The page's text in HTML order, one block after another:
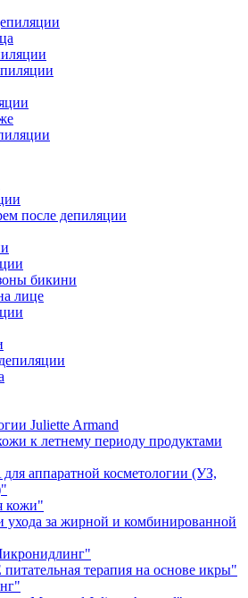
после депиляции
бикини
лице
Juliette Armand
к летнему периоду продуктами
аппаратной косметологии (УЗ,
кожи"
за жирной и комбинированной
терапия на основе икры"